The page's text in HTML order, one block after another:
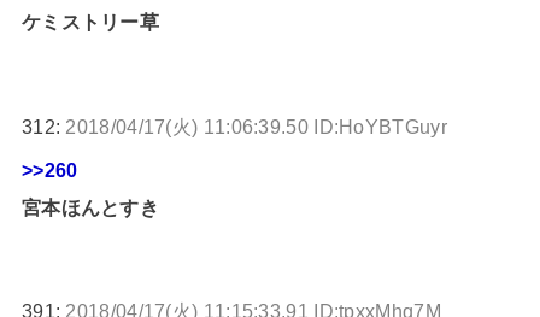
ケミストリー草
312: 2018/04/17(火) 11:06:39.50 ID:HoYBTGuyr
>>260
宮本ほんとすき
391: 2018/04/17(火) 11:15:33.91 ID:tpxxMhq7M